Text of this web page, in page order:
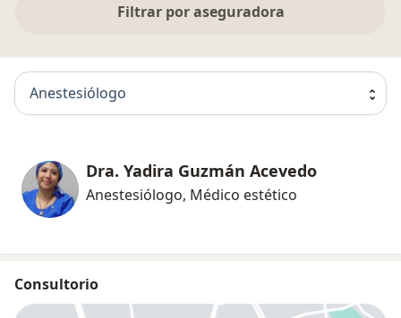
Filtrar por aseguradora
Anestesiólogo
Dra. Yadira Guzmán Acevedo
Anestesiólogo, Médico estético
Consultorio